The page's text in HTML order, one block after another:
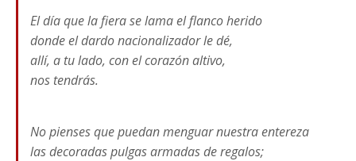
El día que la fiera se lama el flanco herido
donde el dardo nacionalizador le dé,
allí, a tu lado, con el corazón altivo,
nos tendrás.
No pienses que puedan menguar nuestra entereza
las decoradas pulgas armadas de regalos;